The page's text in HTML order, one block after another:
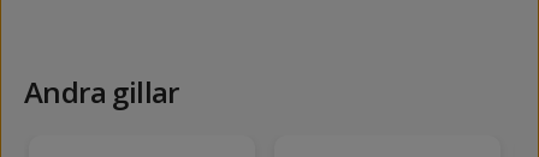
Andra gillar